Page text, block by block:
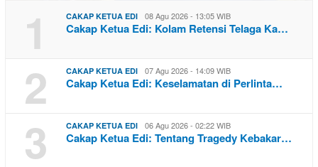
1 CAKAP KETUA EDI 08 Agu 2026 - 13:05 WIB
Cakap Ketua Edi: Kolam Retensi Telaga Ka…
2 CAKAP KETUA EDI 07 Agu 2026 - 14:09 WIB
Cakap Ketua Edi: Keselamatan di Perlinta…
3 CAKAP KETUA EDI 06 Agu 2026 - 02:22 WIB
Cakap Ketua Edi: Tentang Tragedy Kebakar…